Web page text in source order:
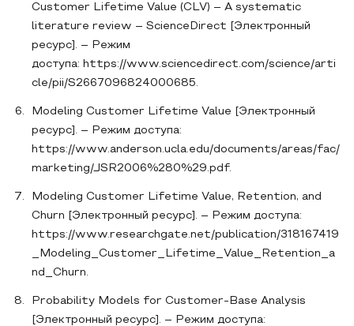
Customer Lifetime Value (CLV) – A systematic
literature review – ScienceDirect [Электронный
ресурс]. – Режим
доступа: https://www.sciencedirect.com/science/arti
cle/pii/S2667096824000685.
Modeling Customer Lifetime Value [Электронный
ресурс]. – Режим доступа:
https://www.anderson.ucla.edu/documents/areas/fac/
marketing/JSR2006%280%29.pdf.
Modeling Customer Lifetime Value, Retention, and
Churn [Электронный ресурс]. – Режим доступа:
https://www.researchgate.net/publication/318167419
_Modeling_Customer_Lifetime_Value_Retention_a
nd_Churn.
Probability Models for Customer-Base Analysis
[Электронный ресурс]. – Режим доступа: